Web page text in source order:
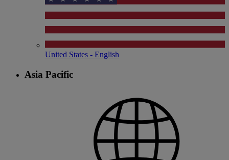
United States - English
Asia Pacific